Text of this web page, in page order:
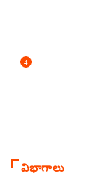
4
విభాగాలు